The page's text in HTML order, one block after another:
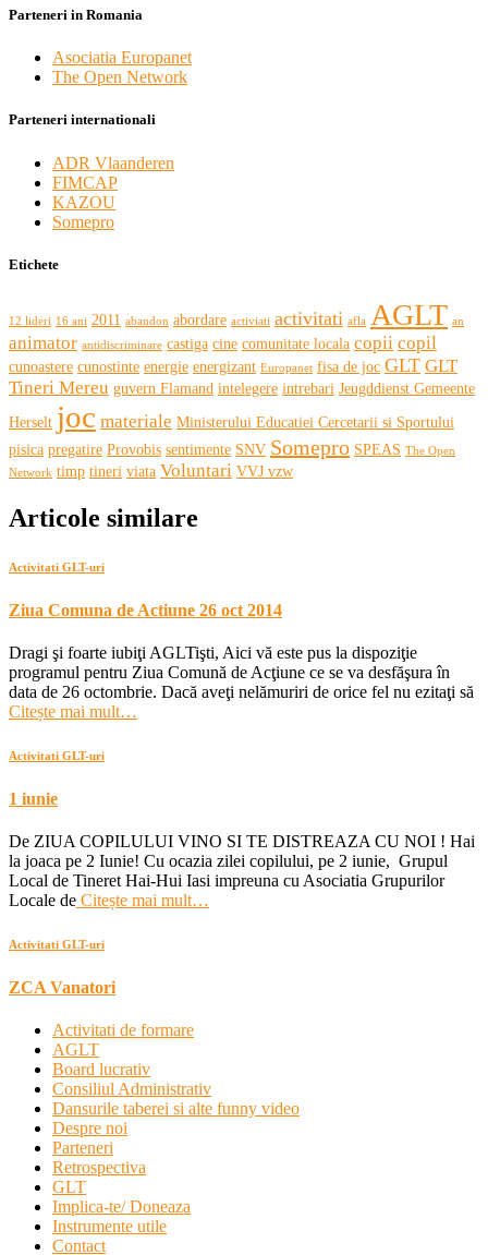
Parteneri in Romania
Asociatia Europanet
The Open Network
Parteneri internationali
ADR Vlaanderen
FIMCAP
KAZOU
Somepro
Etichete
12 lideri 16 ani 2011 abandon abordare activiati activitati afla AGLT an
animator antidiscriminare castiga cine comunitate locala copii copil
cunoastere cunostinte energie energizant Europanet fisa de joc GLT GLT
Tineri Mereu guvern Flamand intelegere intrebari Jeugddienst Gemeente
Herselt joc materiale Ministerului Educatiei Cercetarii si Sportului
pisica pregatire Provobis sentimente SNV Somepro SPEAS The Open
Network timp tineri viata Voluntari VVJ vzw
Articole similare
Activitati GLT-uri
Ziua Comuna de Actiune 26 oct 2014
Dragi şi foarte iubiţi AGLTişti, Aici vă este pus la dispoziţie
programul pentru Ziua Comună de Acţiune ce se va desfăşura în
data de 26 octombrie. Dacă aveţi nelămuriri de orice fel nu ezitaţi să
Citește mai mult…
Activitati GLT-uri
1 iunie
De ZIUA COPILULUI VINO SI TE DISTREAZA CU NOI ! Hai
la joaca pe 2 Iunie! Cu ocazia zilei copilului, pe 2 iunie, Grupul
Local de Tineret Hai-Hui Iasi impreuna cu Asociatia Grupurilor
Locale de Citește mai mult…
Activitati GLT-uri
ZCA Vanatori
Activitati de formare
AGLT
Board lucrativ
Consiliul Administrativ
Dansurile taberei si alte funny video
Despre noi
Parteneri
Retrospectiva
GLT
Implica-te/ Doneaza
Instrumente utile
Contact